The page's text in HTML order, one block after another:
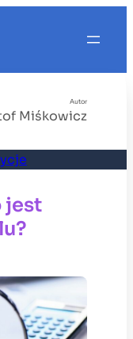
Autor
Miśkowicz
jest